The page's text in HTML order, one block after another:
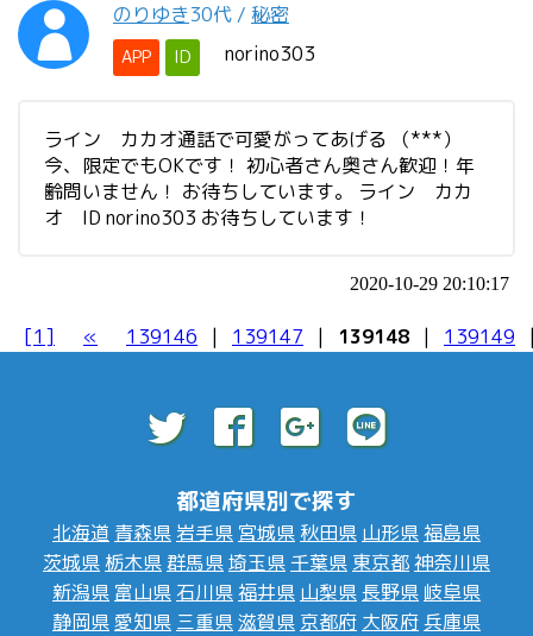
のりゆき30代 / 秘密
APP ID norino303
ライン カカオ通話で可愛がってあげる （***）
今、限定でもOKです！ 初心者さん奥さん歓迎！年
齢問いません！ お待ちしています。 ライン カカ
オ ID norino303 お待ちしています！
2020-10-29 20:10:17
[1] « 139146 | 139147 | 139148 | 139149
都道府県別で探す
北海道 青森県 岩手県 宮城県 秋田県 山形県福島県
茨城県 栃木県群馬県埼玉県 千葉県 東京都神奈川県
新潟県 富山県 石川県福井県 山梨県 長野県 岐阜県
静岡県愛知県 三重県滋賀県 京都府 大阪府 兵庫県